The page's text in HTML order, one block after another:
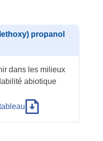
propanol
dans les milieux
abiotique